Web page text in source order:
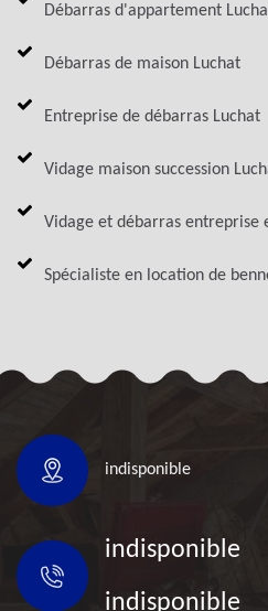
Débarras d'appartement
Débarras de maison Luchat
Entreprise de débarras Luchat
Vidage maison succession
Vidage et débarras entreprise
Spécialiste en location de
indisponible
indisponible
indisponible